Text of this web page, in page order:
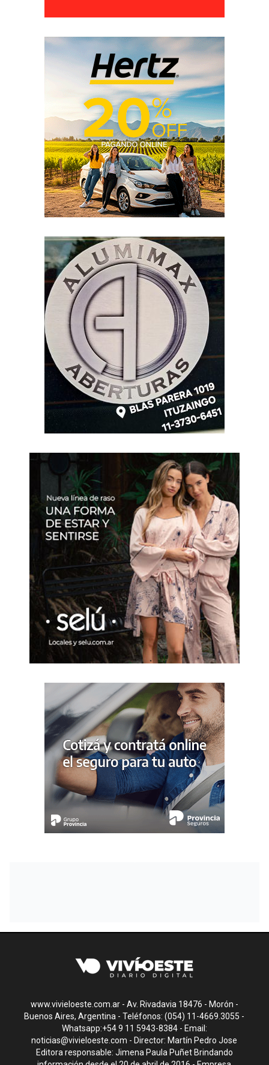
www.vivieloeste.com.ar - Av. Rivadavia 18476 - Morón -
Buenos Aires, Argentina - Teléfonos: (054) 11-4669.3055 -
Whatsapp:+54 9 11 5943-8384 - Email:
noticias@vivieloeste.com - Director: Martín Pedro Jose
Editora responsable: Jimena Paula Puñet Brindando